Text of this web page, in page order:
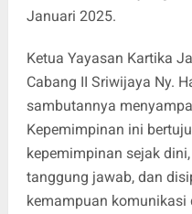
Januari 2025.
Ketua Yayasan Kartika
Cabang II Sriwijaya Ny.
sambutannya
Kepemimpinan ini
kepemimpinan sejak
tanggung jawab, dan
kemampuan komunikasi